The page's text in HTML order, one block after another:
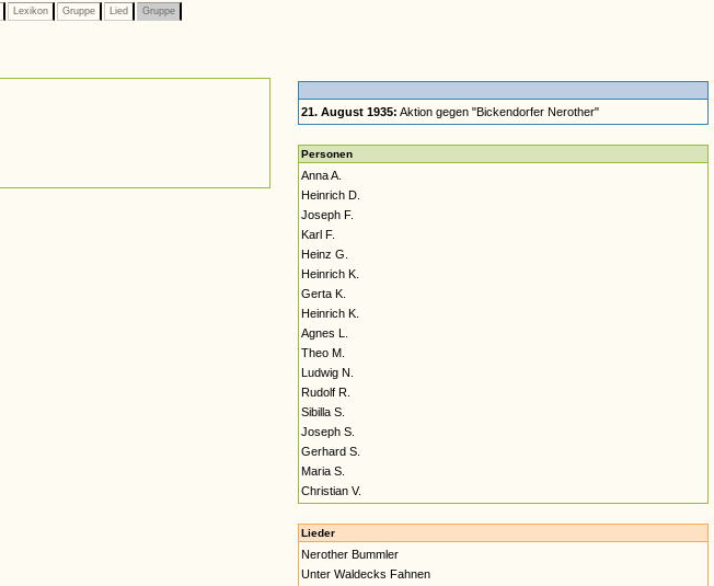
Lexikon Gruppe Lied Gruppe
21. August 1935: Aktion gegen "Bickendorfer Nerother"
Personen
Anna A.
Heinrich D.
Joseph F.
Karl F.
Heinz G.
Heinrich K.
Gerta K.
Heinrich K.
Agnes L.
Theo M.
Ludwig N.
Rudolf R.
Sibilla S.
Joseph S.
Gerhard S.
Maria S.
Christian V.
Lieder
Nerother Bummler
Unter Waldecks Fahnen